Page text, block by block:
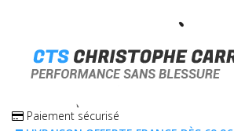
Paiement sécurisé